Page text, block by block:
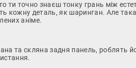
ти точно знаєш тонку грань між
кожну деталь, як шаринган. Але
аніме.
та скляна задня панель, роблять